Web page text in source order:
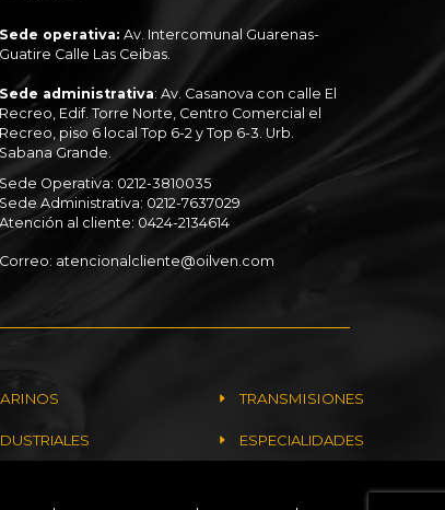
Sede operativa: Av. Intercomunal Guarenas-
Guatire Calle Las Ceibas.
Sede administrativa: Av. Casanova con calle El
Recreo, Edif. Torre Norte, Centro Comercial el
Recreo, piso 6 local Top 6-2 y Top 6-3. Urb.
Sabana Grande.
Sede Operativa: 0212-3810035
Sede Administrativa: 0212-7637029
Atención al cliente: 0424-2134614
Correo: atencionalcliente@oilven.com
TRANSMISIONES
ESPECIALIDADES